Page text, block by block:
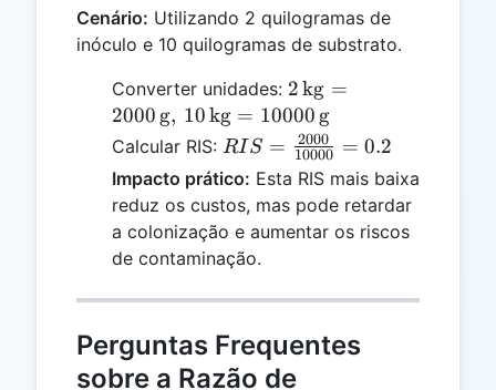
Cenário: Utilizando 2 quilogramas de
inóculo e 10 quilogramas de substrato.
Converter unidades: 2 \,
\text{kg}
= 2000 \,
\text{g},
\, 10 \,
\text{kg}
= 10000
2kg =
2000 g, 10kg = 10000 g
Calcular RIS: RIS =
\frac{2000}
{10000} =
0.2
RIS = 10000
2000 = 0.2
Impacto prático: Esta RIS mais baixa
reduz os custos, mas pode retardar
a colonização e aumentar os riscos
de contaminação.
Perguntas Frequentes
sobre a Razão de